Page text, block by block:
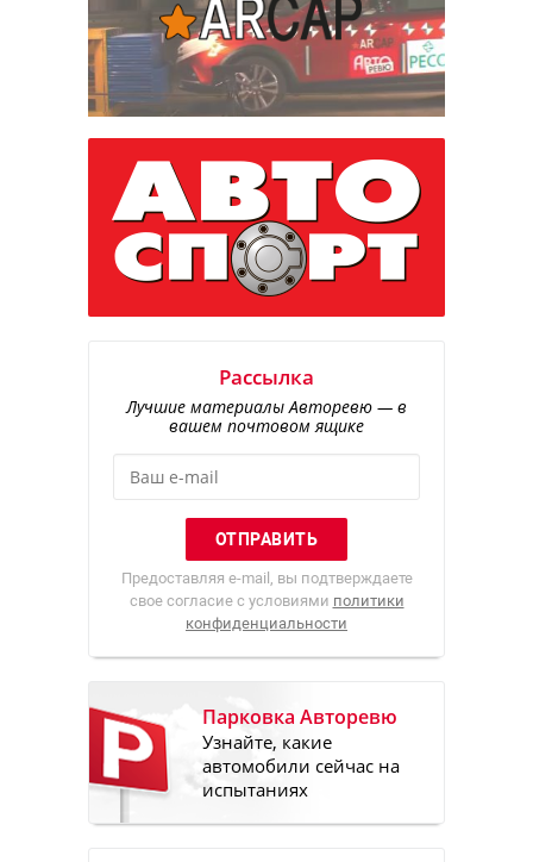
Рассылка
Лучшие материалы Авторевю — в
вашем почтовом ящике
Предоставляя e-mail, вы подтверждаете
свое согласие с условиями политики
конфиденциальности
Парковка Авторевю
Узнайте, какие
автомобили сейчас на
испытаниях